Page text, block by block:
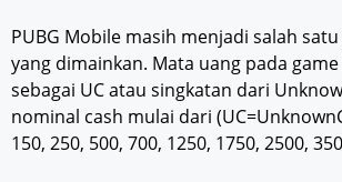
PUBG Mobile masih menjadi salah
yang dimainkan. Mata uang pada game
sebagai UC atau singkatan dari
nominal cash mulai dari
150, 250, 500, 700, 1250, 1750, 2500,